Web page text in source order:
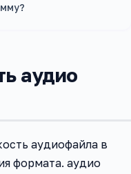
аудио
аудиофайла в
формата. аудио